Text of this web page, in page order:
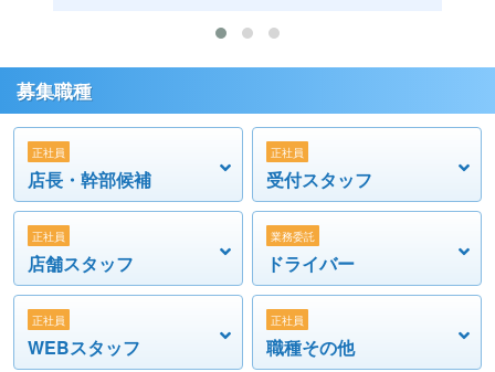
○外国のお客様からの電話やWhatsApp対応ができる方を募
集
◯TOEIC、英検等の資格は不要です
○英語手当：3～15万円/月
○勤務地：池袋店、新宿店、五反田店、吉祥寺店、新橋
店、錦糸町店、西川口店、横浜店、曙町店
【ドライバー 募集】
○時給1,300～1,800円スタート(※デリドラ経験者、接客業経
験者、優遇)
◯募集エリア
・五反田2名
募集職種
正社員
店長・幹部候補
正社員
受付スタッフ
正社員
店舗スタッフ
業務委託
ドライバー
正社員
WEBスタッフ
正社員
職種その他